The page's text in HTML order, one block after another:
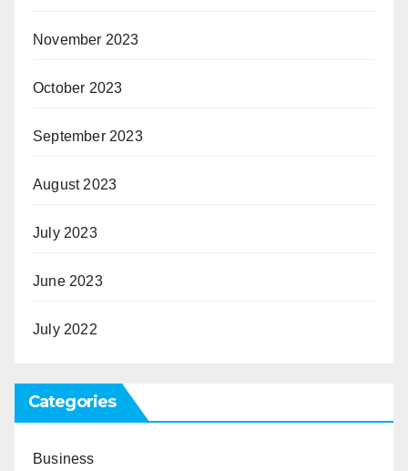
November 2023
October 2023
September 2023
August 2023
July 2023
June 2023
July 2022
Categories
Business